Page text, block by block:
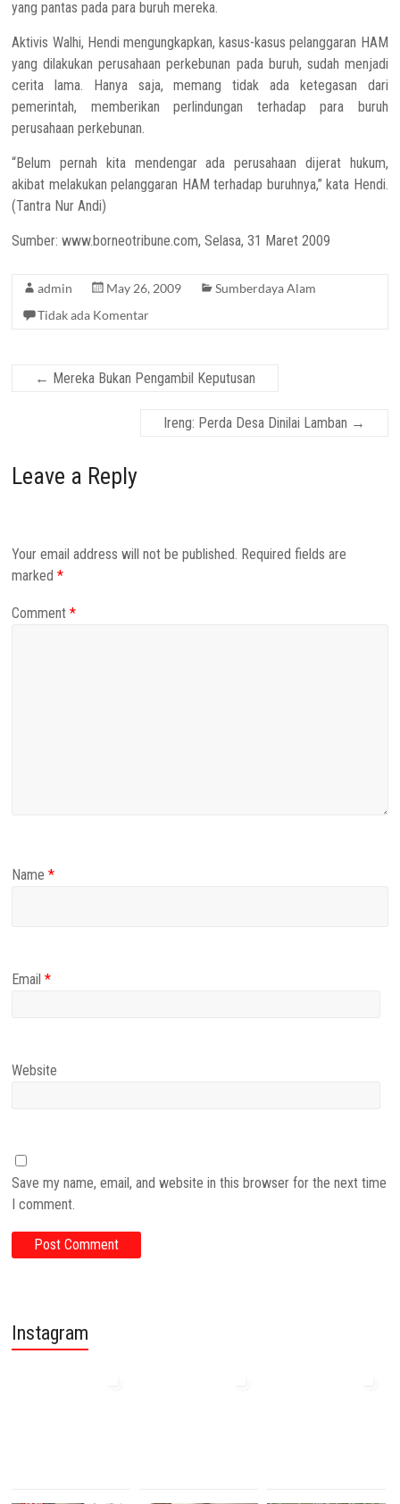
yang pantas pada para buruh mereka.
Aktivis Walhi, Hendi mengungkapkan, kasus-kasus pelanggaran HAM
yang dilakukan perusahaan perkebunan pada buruh, sudah menjadi
cerita lama. Hanya saja, memang tidak ada ketegasan dari
pemerintah, memberikan perlindungan terhadap para buruh
perusahaan perkebunan.
“Belum pernah kita mendengar ada perusahaan dijerat hukum,
akibat melakukan pelanggaran HAM terhadap buruhnya,” kata Hendi.
(Tantra Nur Andi)
Sumber: www.borneotribune.com, Selasa, 31 Maret 2009
admin May 26, 2009
Sumberdaya Alam
Tidak ada Komentar
← Mereka Bukan Pengambil Keputusan
Ireng: Perda Desa Dinilai Lamban →
Leave a Reply
Your email address will not be published. Required fields are
marked*
Comment*
Name*
Email*
Website
Save my name, email, and website in this browser for the next time
I comment.
Instagram